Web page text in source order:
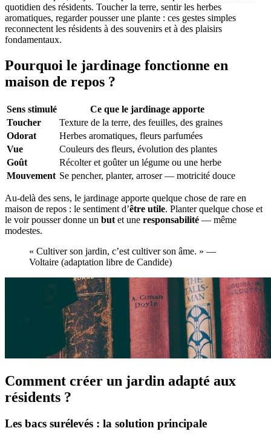
quotidien des résidents. Toucher la terre, sentir les herbes
aromatiques, regarder pousser une plante : ces gestes simples
reconnectent les résidents à des souvenirs et à des plaisirs
fondamentaux.
Pourquoi le jardinage fonctionne en
maison de repos ?
Sens stimulé
Ce que le jardinage apporte
Toucher
Texture de la terre, des feuilles, des graines
Odorat
Herbes aromatiques, fleurs parfumées
Vue
Couleurs des fleurs, évolution des plantes
Goût
Récolter et goûter un légume ou une herbe
Mouvement Se pencher, planter, arroser — motricité douce
Au-delà des sens, le jardinage apporte quelque chose de rare en
maison de repos : le sentiment d’être utile. Planter quelque chose et
le voir pousser donne un but et une responsabilité — même
modestes.
« Cultiver son jardin, c’est cultiver son âme. » —
Voltaire (adaptation libre de Candide)
Comment créer un jardin adapté aux
résidents ?
Les bacs surélevés : la solution principale